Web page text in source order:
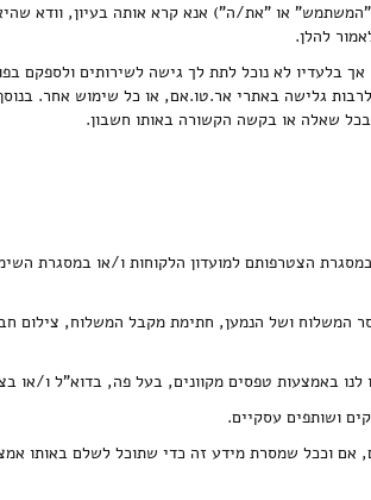
או "את/ה") אנא קרא אותה בעיון, וודא
להלן.
בלעדיו לא נוכל לתת לך גישה לשירותים
שאלה או בקשה הקשורה באותו חשבון.
הצטרפותם למועדון הלקוחות ו/או במסגרת
המשלוח ושל הנמען, חתימת מקבל המשלוח,
באמצעות טפסים מקוונים, בעל פה, בדוא"ל ו/או
ושותפים עסקיים.
וככל שמסרת מידע זה כדי שתוכל לשלם באותו